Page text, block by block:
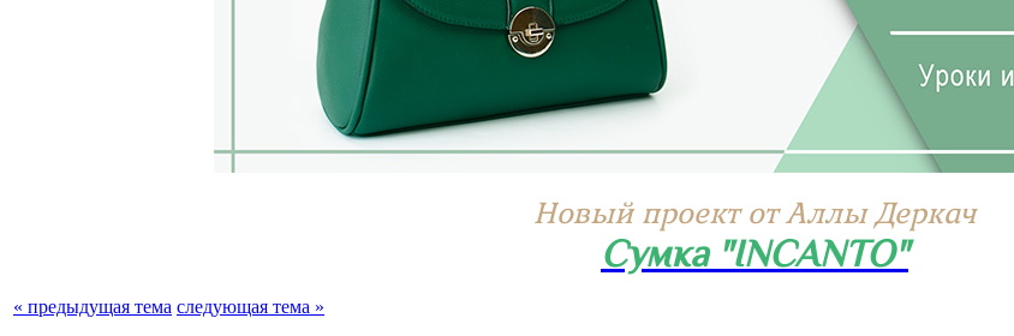
Новый проект от Аллы Деркач
Сумка "INCANTO"
« предыдущая тема следующая тема »